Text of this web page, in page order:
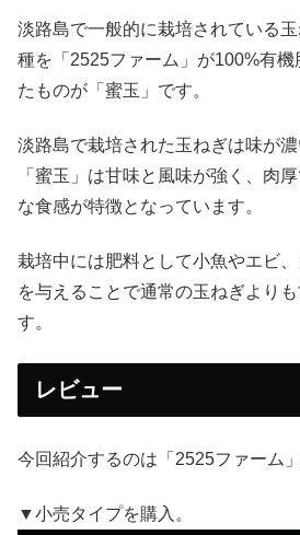
淡路島で一般的に栽培されている
種を「2525ファーム」が100%有機
たものが「蜜玉」です。
淡路島で栽培された玉ねぎは味が濃
「蜜玉」は甘味と風味が強く、肉
な食感が特徴となっています。
栽培中には肥料として小魚やエビ
を与えることで通常の玉ねぎより
す。
レビュー
今回紹介するのは「2525ファーム
▼小売タイプを購入。